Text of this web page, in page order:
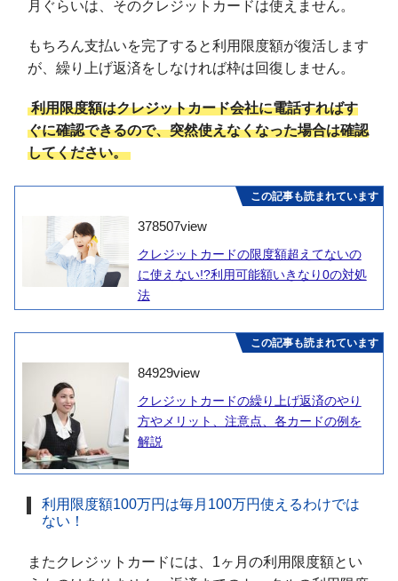
月ぐらいは、そのクレジットカードは使えません。
もちろん支払いを完了すると利用限度額が復活します
が、繰り上げ返済をしなければ枠は回復しません。
利用限度額はクレジットカード会社に電話すればす
ぐに確認できるので、突然使えなくなった場合は確認
してください。
この記事も読まれています
378507view
クレジットカードの限度額超えてないの
に使えない!?利用可能額いきなり0の対処
法
この記事も読まれています
84929view
クレジットカードの繰り上げ返済のやり
方やメリット、注意点、各カードの例を
解説
利用限度額100万円は毎月100万円使えるわけでは
ない！
またクレジットカードには、1ヶ月の利用限度額とい